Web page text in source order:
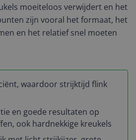
moeiteloos verwijdert en het
zijn vooral het formaat, het
en het relatief snel moeten
waardoor strijktijd flink
en goede resultaten op
ook hardnekkige kreukels